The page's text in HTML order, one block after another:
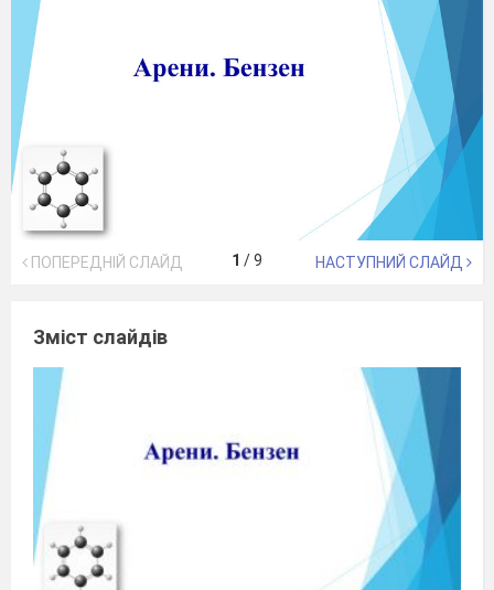
ПОПЕРЕДНІЙ СЛАЙД 1 /9 НАСТУПНИЙ СЛАЙД
Зміст слайдів